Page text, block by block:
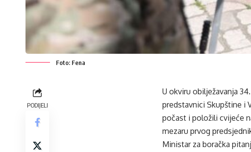
Foto: Fena
PODIJELI
U okviru obilježavanja
predstavnici Skupštine i
počast i položili cvijeće
mezaru prvog
Ministar za boračka